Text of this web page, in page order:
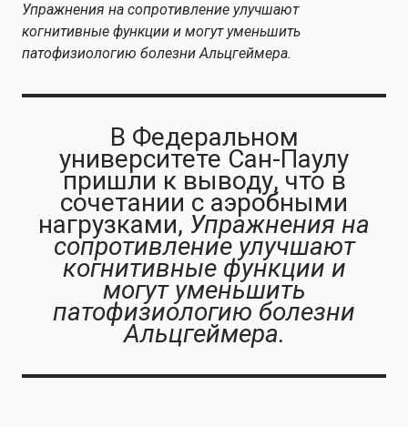
Упражнения на сопротивление улучшают
когнитивные функции и могут уменьшить
патофизиологию болезни Альцгеймера.
В Федеральном
университете Сан-Паулу
пришли к выводу, что в
сочетании с аэробными
нагрузками, Упражнения на
сопротивление улучшают
когнитивные функции и
могут уменьшить
патофизиологию болезни
Альцгеймера.